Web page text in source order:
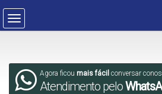
Agora ficou mais fácil conversar
Atendimento pelo